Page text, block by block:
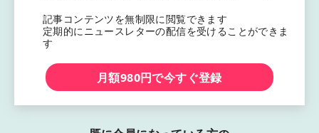
記事コンテンツを無制限に閲覧できます
定期的にニュースレターの配信を受けることができま
す
月額980円で今すぐ登録